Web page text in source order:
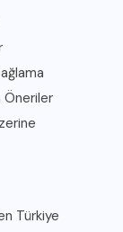
Öneriler
Türkiye